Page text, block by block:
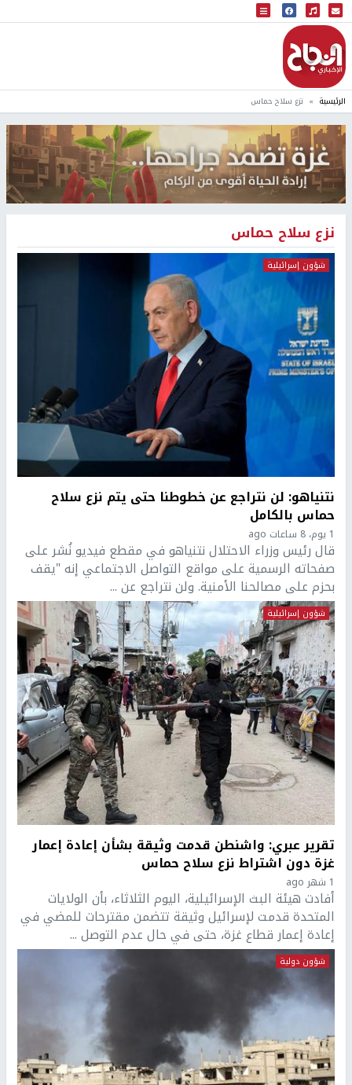
البث المباشر
إذاعة النجاح
الرئيسية نزع سلاح حماس
نزع سلاح حماس
شؤون إسرائيلية
نتنياهو: لن نتراجع عن خطوطنا حتى يتم نزع سلاح
حماس بالكامل
1 يوم، 8 ساعات ago
قال رئيس وزراء الاحتلال نتنياهو في مقطع فيديو نُشر على
صفحاته الرسمية على مواقع التواصل الاجتماعي إنه "يقف
بحزم على مصالحنا الأمنية. ولن نتراجع عن ...
شؤون إسرائيلية
تقرير عبري: واشنطن قدمت وثيقة بشأن إعادة إعمار
غزة دون اشتراط نزع سلاح حماس
1 شهر ago
أفادت هيئة البث الإسرائيلية، اليوم الثلاثاء، بأن الولايات
المتحدة قدمت لإسرائيل وثيقة تتضمن مقترحات للمضي في
إعادة إعمار قطاع غزة، حتى في حال عدم التوصل ...
شؤون دولية